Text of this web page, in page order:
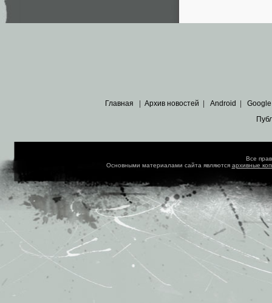
Главная | Архив новостей | Android | Google
Все
Основными материалами сайта являются архивные